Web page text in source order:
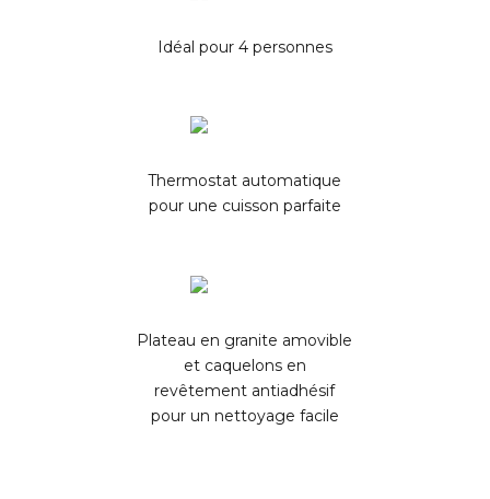
Idéal pour 4 personnes
Thermostat automatique
pour une cuisson parfaite
Plateau en granite amovible
et caquelons en
revêtement antiadhésif
pour un nettoyage facile